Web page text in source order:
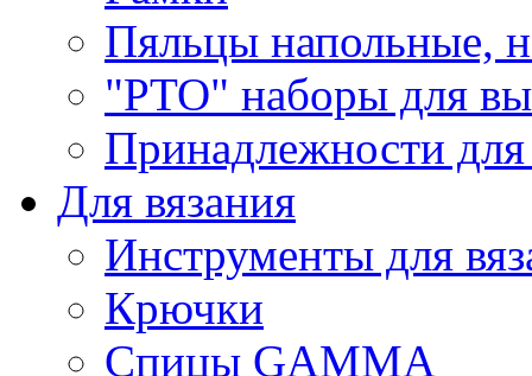
Пяльцы напольные,
"РТО" наборы для
Принадлежности
Для вязания
Инструменты для
Крючки
Спицы GAMMA